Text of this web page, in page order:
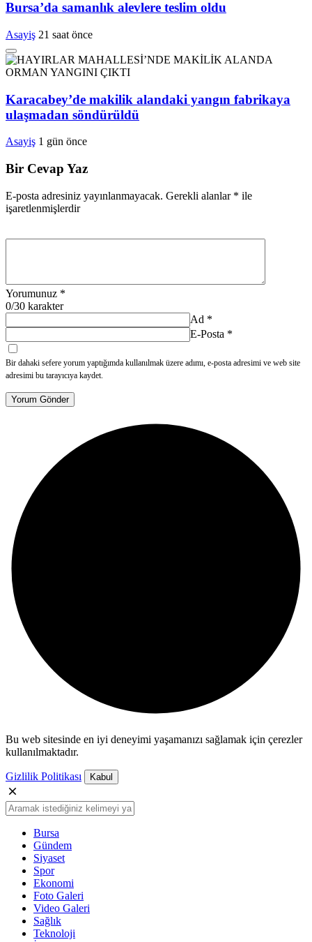
Bursa’da samanlık alevlere teslim oldu
Asayiş 21 saat önce
Karacabey’de makilik alandaki yangın fabrikaya
ulaşmadan söndürüldü
Asayiş 1 gün önce
Bir Cevap Yaz
E-posta adresiniz yayınlanmayacak. Gerekli alanlar * ile
işaretlenmişlerdir
Yorumunuz *
0/30 karakter
Ad *
E-Posta *
Bir dahaki sefere yorum yaptığımda kullanılmak üzere adımı, e-posta adresimi ve web site
adresimi bu tarayıcıya kaydet.
Yorum Gönder
Bu web sitesinde en iyi deneyimi yaşamanızı sağlamak için çerezler
kullanılmaktadır.
Gizlilik Politikası Kabul
Bursa
Gündem
Siyaset
Spor
Ekonomi
Foto Galeri
Video Galeri
Sağlık
Teknoloji